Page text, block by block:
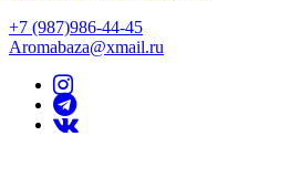
+7 (987)986-44-45
Aromabaza@xmail.ru